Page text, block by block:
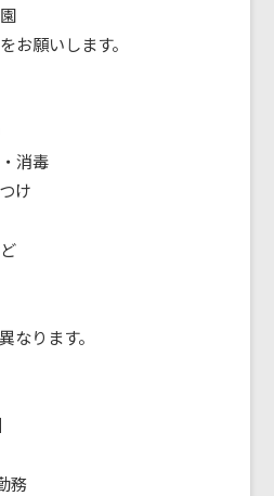
お願いします。
消毒
け
なります。
務